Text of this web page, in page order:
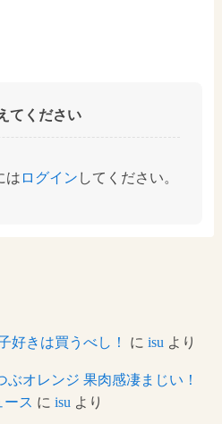
てください
は ログイン してください。
好きは買うべし！ にisu より
オレンジ 果肉感凄まじい！
ース にisu より